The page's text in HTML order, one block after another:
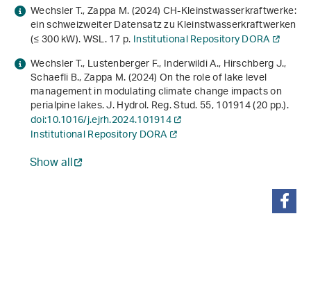
Wechsler T., Zappa M. (2024)CH-Kleinstwasserkraftwerke:
ein schweizweiter Datensatz zu Kleinstwasserkraftwerken
(≤ 300 kW). WSL. 17 p.Institutional Repository DORA
Wechsler T., Lustenberger F., Inderwildi A., Hirschberg J.,
Schaefli B., Zappa M. (2024) On the role of lake level
management in modulating climate change impacts on
perialpine lakes. J. Hydrol. Reg. Stud.55, 101914 (20 pp.).
doi:10.1016/j.ejrh.2024.101914
Institutional Repository DORA
Show all